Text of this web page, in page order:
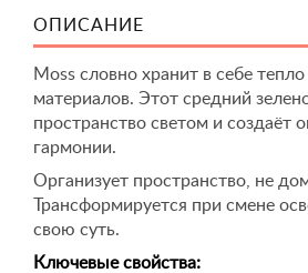
ОПИСАНИЕ
Moss словно хранит в себе
материалов. Этот средний
пространство светом и создаёт
гармонии.
Организует пространство, не
Трансформируется при смене
свою суть.
Ключевые свойства: